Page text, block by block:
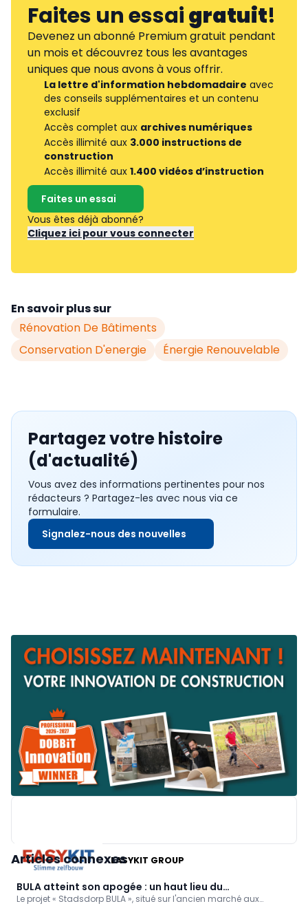
Faites un essaigratuit!
Devenez un abonné Premium gratuit pendant
un mois et découvrez tous les avantages
uniques que nous avons à vous offrir.
La lettre d'information hebdomadaire avec
des conseils supplémentaires et un contenu
exclusif
Accès complet aux archives numériques
Accès illimité aux 3.000 instructions de
construction
Accès illimité aux 1.400 vidéos d’instruction
Faites un essai
Vous êtes déjà abonné?
Cliquez ici pour vous connecter
En savoir plus sur
Rénovation De Bâtiments
Conservation D'energie
Énergie Renouvelable
Partagez votre histoire
(d'actualité)
Vous avez des informations pertinentes pour nos
rédacteurs ? Partagez-les avec nous via ce
formulaire.
Signalez-nous des nouvelles
EASYKIT GROUP
Articles connexes
BULA atteint son apogée : un haut lieu du
développement durable au Veemarkt de Bruges
Le projet « Stadsdorp BULA », situé sur l'ancien marché aux